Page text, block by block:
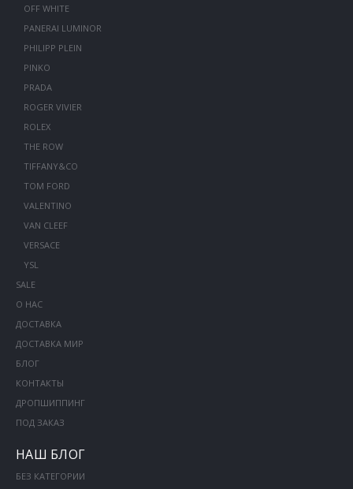
OFF WHITE
PANERAI LUMINOR
PHILIPP PLEIN
PINKO
PRADA
ROGER VIVIER
ROLEX
THE ROW
TIFFANY&CO
TOM FORD
VALENTINO
VAN CLEEF
VERSACE
YSL
SALE
О НАС
ДОСТАВКА
ДОСТАВКА МИР
БЛОГ
КОНТАКТЫ
ДРОПШИППИНГ
ПОД ЗАКАЗ
НАШ БЛОГ
БЕЗ КАТЕГОРИИ